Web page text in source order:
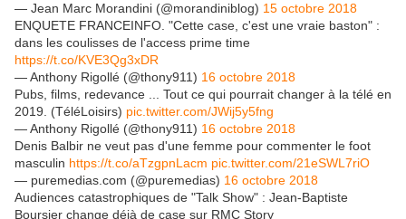
— Jean Marc Morandini (@morandiniblog) 15 octobre 2018
ENQUETE FRANCEINFO. "Cette case, c'est une vraie baston" :
dans les coulisses de l'access prime time
https://t.co/KVE3Qg3xDR
— Anthony Rigollé (@thony911) 16 octobre 2018
Pubs, films, redevance ... Tout ce qui pourrait changer à la télé en
2019. (TéléLoisirs) pic.twitter.com/JWij5y5fng
— Anthony Rigollé (@thony911) 16 octobre 2018
Denis Balbir ne veut pas d'une femme pour commenter le foot
masculin https://t.co/aTzgpnLacm pic.twitter.com/21eSWL7riO
— puremedias.com (@puremedias) 16 octobre 2018
Audiences catastrophiques de "Talk Show" : Jean-Baptiste
Boursier change déjà de case sur RMC Story